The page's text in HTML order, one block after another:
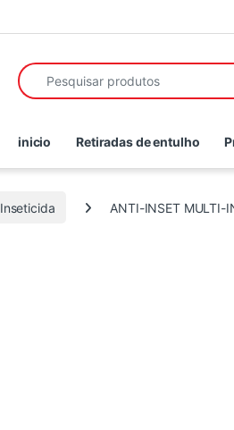
Search for:
inicio Retiradas de entulho
Inseticida ANTI-INSET MULTI-